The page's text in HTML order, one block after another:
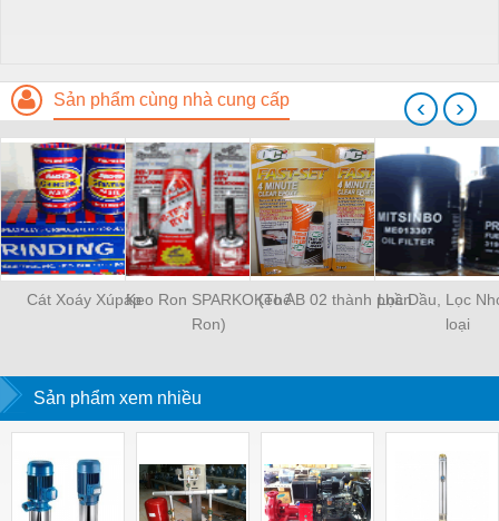
Sản phẩm cùng nhà cung cấp
Cát Xoáy XúpápKeo Ron SPARKO (Thế
Ron)
Keo AB 02 thành phầnLọc Dầu, Lọc
loại
‹ ›
Sản phẩm xem nhiều